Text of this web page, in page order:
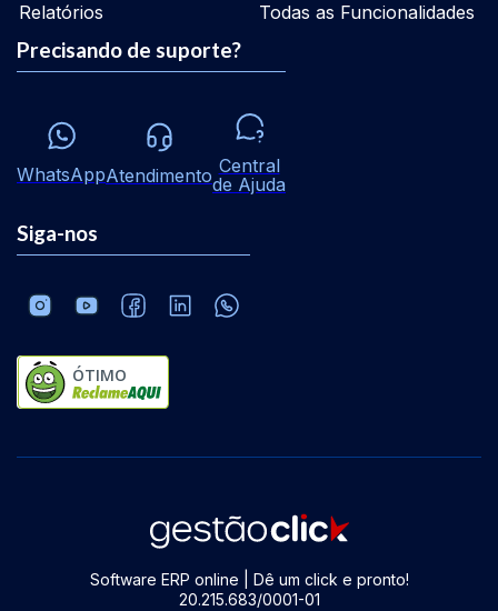
Relatórios
Todas as Funcionalidades
Precisando de suporte?
WhatsAppAtendimento Central
de Ajuda
Siga-nos
ÓTIMO
Software ERP online | Dê um click e pronto!
20.215.683/0001-01